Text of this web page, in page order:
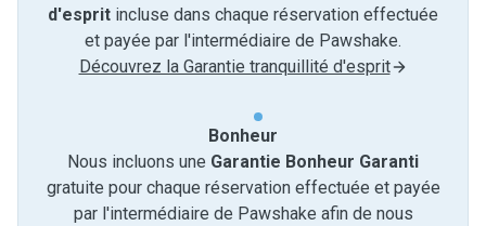
d'esprit incluse dans chaque réservation effectuée
et payée par l'intermédiaire de Pawshake.
Découvrez la Garantie tranquillité d'esprit
Bonheur
Nous incluons une Garantie Bonheur Garanti
gratuite pour chaque réservation effectuée et payée
par l'intermédiaire de Pawshake afin de nous